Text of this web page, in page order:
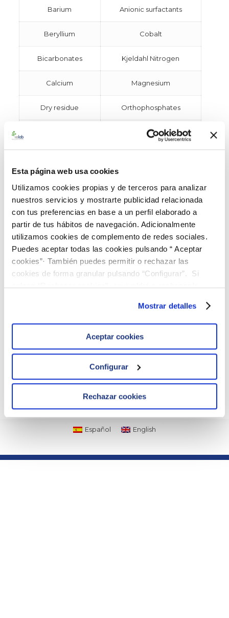
Esta página web usa cookies
Utilizamos cookies propias y de terceros para analizar
nuestros servicios y mostrarte publicidad relacionada
con tus preferencias en base a un perfil elaborado a
partir de tus hábitos de navegación. Adicionalmente
utilizamos cookies de complemento de redes sociales.
Puedes aceptar todas las cookies pulsando “ Aceptar
cookies”· También puedes permitir o rechazar las
cookies de forma granular pulsando “Configurar”. Si
pulsas “Rechazar cookies”, equivaldrá a rechazar la
son indispensables para que el sitio web funcione y que
por tanto no se pueden desactivar. Puedes consultar
más información en nuestraPolítica de Cookies
Mostrar detalles
Aceptar cookies
Configurar
Rechazar cookies
Barium Anionic surfactants
Beryllium Cobalt
Bicarbonates Kjeldahl Nitrogen
Calcium Magnesium
Dry residue Orthophosphates
Total Cyanides
Silver
You will find detailed information in our Proficiency
Testing SchemeCatalogue.[Download Catalogue]
at: comercial@ielab.es.
English
Español English